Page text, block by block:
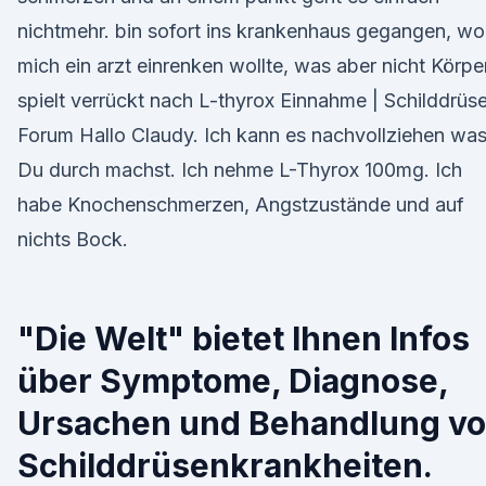
nichtmehr. bin sofort ins krankenhaus gegangen, wo
mich ein arzt einrenken wollte, was aber nicht
spielt verrückt nach L-thyrox Einnahme |
Forum Hallo Claudy. Ich kann es nachvollziehen was
Du durch machst. Ich nehme L-Thyrox 100mg. Ich
habe Knochenschmerzen, Angstzustände und auf
nichts Bock.
"Die Welt" bietet Ihnen Infos
über Symptome, Diagnose,
Ursachen und Behandlung
Schilddrüsenkrankheiten.